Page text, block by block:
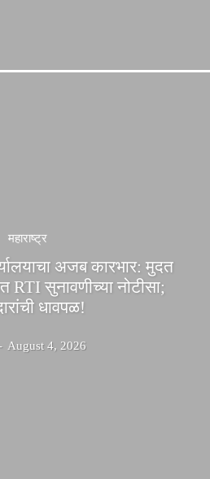
महाराष्ट्र
अजब कारभार: मुदत
RTI सुनावणीच्या नोटीसा;
धावपळ!
August 4, 2026